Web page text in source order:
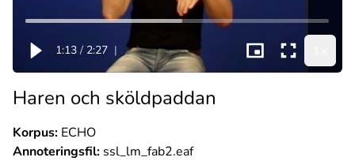
1:13 / 2:27 |
Haren och sköldpaddan
Korpus: ECHO
Annoteringsfil: ssl_lm_fab2.eaf